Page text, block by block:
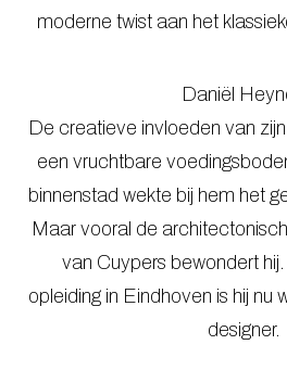
moderne twist aan het
Daniël
De creatieve invloeden van
een vruchtbare
binnenstad wekte bij hem het
Maar vooral de
van Cuypers bewondert
opleiding in Eindhoven is hij nu
designer.